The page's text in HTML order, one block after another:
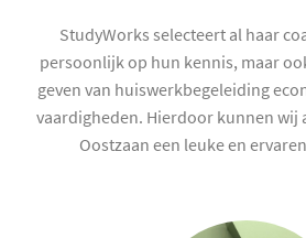
StudyWorks selecteert al haar
persoonlijk op hun kennis, maar
geven van huiswerkbegeleiding
vaardigheden. Hierdoor kunnen wij
Oostzaan een leuke en